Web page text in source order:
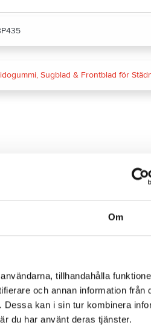
Om
tillhandahålla
och annan information från
kan i sin tur kombinera
du har använt deras tjänster.
Sugblad & Frontblad för